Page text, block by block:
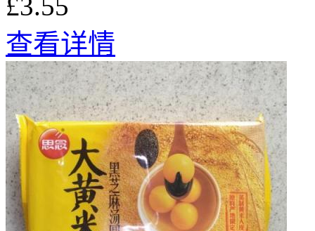
查看详情